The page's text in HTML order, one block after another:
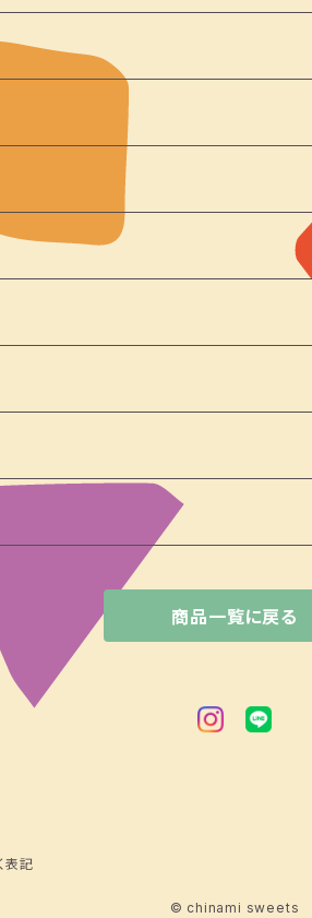
商品一覧に戻る
表記
© chinami sweets